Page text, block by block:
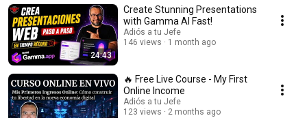
24:43
Create Stunning Presentations
with Gamma AI Fast!
Adiós a tu Jefe
146 views
1 month ago
🔥 Free Live Course - My First
Online Income
Adiós a tu Jefe
123 views
2 months ago